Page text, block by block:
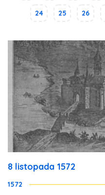
24 25 26
8 listopada 1572
1572